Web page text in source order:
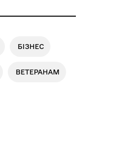
БІЗНЕС
ВЕТЕРАНАМ